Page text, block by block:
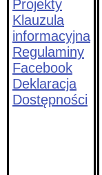
Projekty
Klauzula
informacyjna
Regulaminy
Facebook
Deklaracja
Dostępności